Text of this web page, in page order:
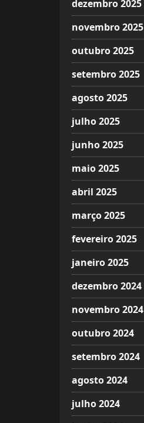
dezembro 2025
novembro 2025
outubro 2025
setembro 2025
agosto 2025
julho 2025
junho 2025
maio 2025
abril 2025
março 2025
fevereiro 2025
janeiro 2025
dezembro 2024
novembro 2024
outubro 2024
setembro 2024
agosto 2024
julho 2024